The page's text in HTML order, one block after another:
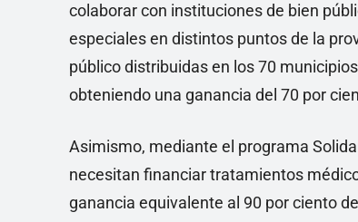
colaborar con instituciones de bien
especiales en distintos puntos de la
público distribuidas en los 70
obteniendo una ganancia del 70 por
Asimismo, mediante el programa
necesitan financiar tratamientos
ganancia equivalente al 90 por ciento